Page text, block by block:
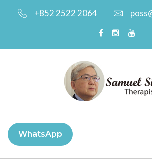
+852 2522 2064
WhatsApp